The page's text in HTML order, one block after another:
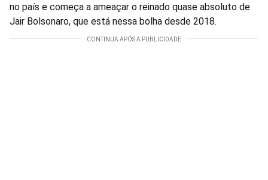
no país e começa a ameaçar o reinado quase absoluto de
Jair Bolsonaro, que está nessa bolha desde 2018.